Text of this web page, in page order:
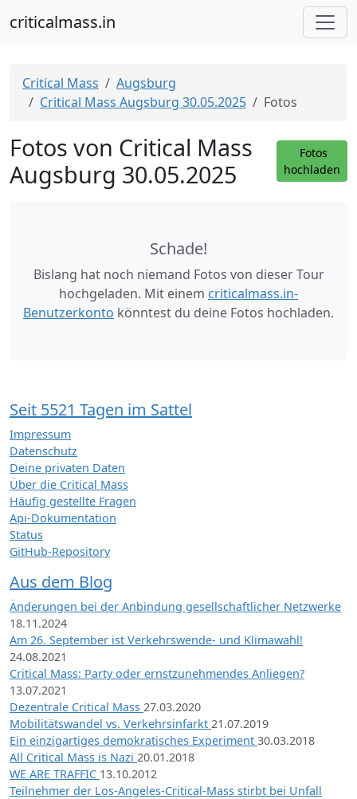
criticalmass.in
Critical Mass
Augsburg
Critical Mass Augsburg 30.05.2025
Fotos
Fotos von Critical Mass
Augsburg 30.05.2025
Fotos
hochladen
Schade!
Bislang hat noch niemand Fotos von dieser Tour
hochgeladen. Mit einem criticalmass.in-
Benutzerkonto könntest du deine Fotos hochladen.
Seit 5521 Tagen im Sattel
Impressum
Datenschutz
Deine privaten Daten
Über die Critical Mass
Häufig gestellte Fragen
Api-Dokumentation
Status
GitHub-Repository
Aus dem Blog
Änderungen bei der Anbindung gesellschaftlicher Netzwerke
18.11.2024
Am 26. September ist Verkehrswende- und Klimawahl!
24.08.2021
Critical Mass: Party oder ernstzunehmendes Anliegen?
13.07.2021
Dezentrale Critical Mass 27.03.2020
Mobilitätswandel vs. Verkehrsinfarkt 21.07.2019
Ein einzigartiges demokratisches Experiment 30.03.2018
All Critical Mass is Nazi 20.01.2018
WE ARE TRAFFIC 13.10.2012
Teilnehmer der Los-Angeles-Critical-Mass stirbt bei Unfall